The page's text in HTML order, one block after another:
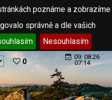
poznáme a zobrazíme
správně a dle vašich
Nesouhlasím
0
09. 08.26
07:14